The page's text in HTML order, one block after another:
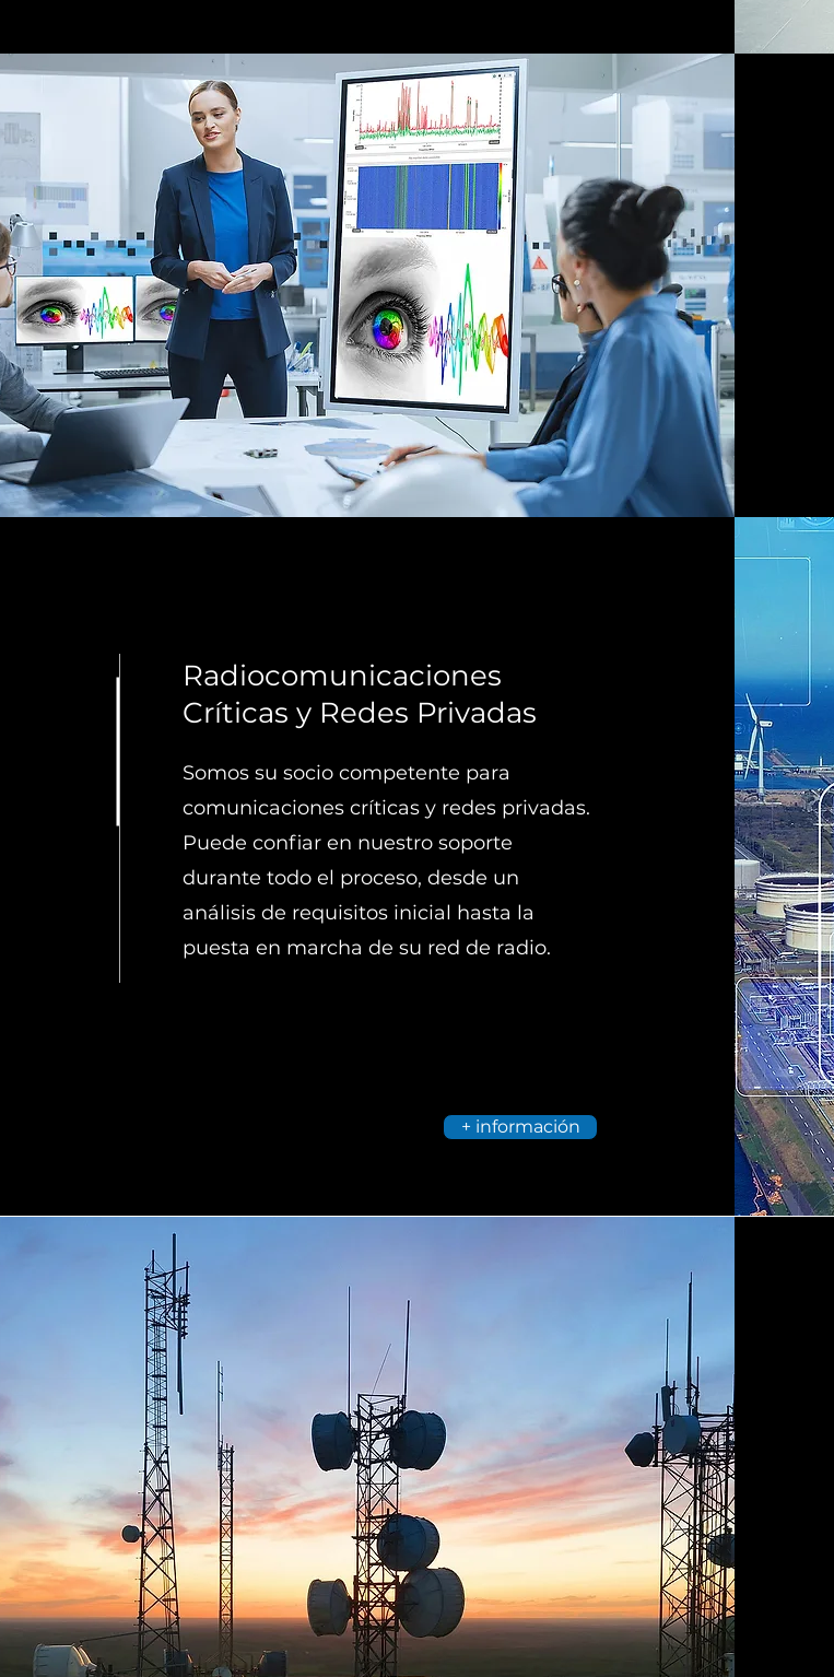
Radiocomunicaciones
Críticas y Redes Privadas
Somos su socio competente para
comunicaciones críticas y redes privadas.
Puede confiar en nuestro soporte
durante todo el proceso, desde un
análisis de requisitos inicial hasta la
puesta en marcha de su red de radio.
+ información